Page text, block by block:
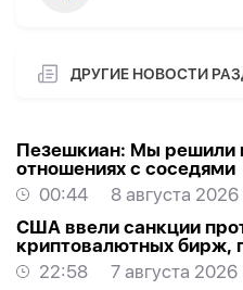
ДРУГИЕ НОВОСТИ
Пезешкиан: Мы решили
отношениях с соседями
00:44
8 августа 2026
США ввели санкции
криптовалютных бирж,
оказывавших
22:58
7 августа 2026